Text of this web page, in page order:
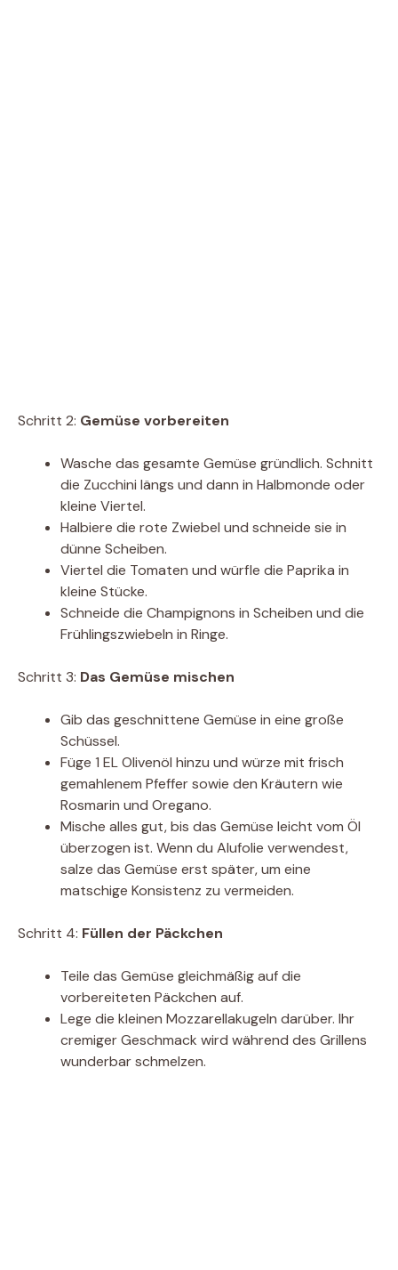
Schritt 2: Gemüse vorbereiten
Wasche das gesamte Gemüse gründlich. Schnitt
die Zucchini längs und dann in Halbmonde oder
kleine Viertel.
Halbiere die rote Zwiebel und schneide sie in
dünne Scheiben.
Viertel die Tomaten und würfle die Paprika in
kleine Stücke.
Schneide die Champignons in Scheiben und die
Frühlingszwiebeln in Ringe.
Schritt 3: Das Gemüse mischen
Gib das geschnittene Gemüse in eine große
Schüssel.
Füge 1 EL Olivenöl hinzu und würze mit frisch
gemahlenem Pfeffer sowie den Kräutern wie
Rosmarin und Oregano.
Mische alles gut, bis das Gemüse leicht vom Öl
überzogen ist. Wenn du Alufolie verwendest,
salze das Gemüse erst später, um eine
matschige Konsistenz zu vermeiden.
Schritt 4: Füllen der Päckchen
Teile das Gemüse gleichmäßig auf die
vorbereiteten Päckchen auf.
Lege die kleinen Mozzarellakugeln darüber. Ihr
cremiger Geschmack wird während des Grillens
wunderbar schmelzen.